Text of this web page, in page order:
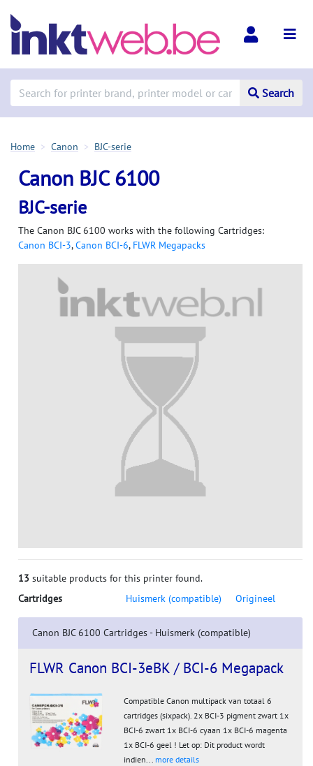
Search
Home Canon BJC-serie
Canon BJC 6100
BJC-serie
The Canon BJC 6100 works with the following Cartridges:
Canon BCI-3,Canon BCI-6, FLWR Megapacks
13 suitable products for this printer found.
Cartridges
Huismerk (compatible) Origineel
Canon BJC 6100 Cartridges - Huismerk (compatible)
FLWR Canon BCI-3eBK / BCI-6 Megapack
Compatible Canon multipack van totaal 6
cartridges (sixpack). 2x BCI-3 pigment zwart 1x
BCI-6 zwart 1x BCI-6 cyaan 1x BCI-6 magenta
1x BCI-6 geel ! Let op: Dit product wordt
indien... more details